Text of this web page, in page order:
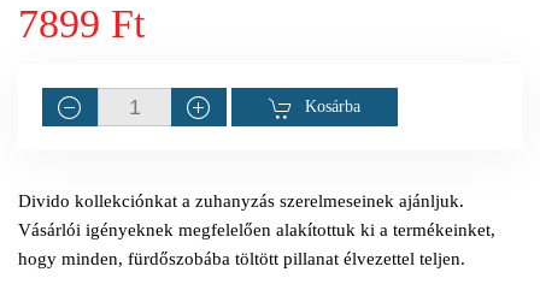
7899 Ft
Kosárba
Divido kollekciónkat a zuhanyzás szerelmeseinek ajánljuk.
Vásárlói igényeknek megfelelően alakítottuk ki a termékeinket,
hogy minden, fürdőszobába töltött pillanat élvezettel teljen.